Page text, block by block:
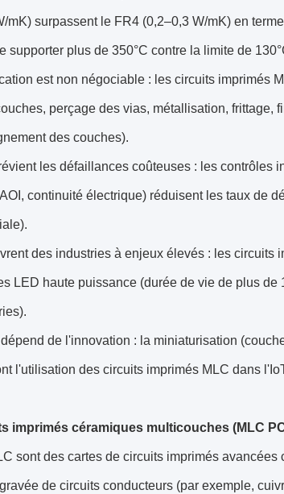
mK) surpassent le FR4 (0,2–0,3 W/mK) en
supporter plus de 350°C contre la limite de
est non négociable : les circuits imprimés
perçage des vias, métallisation,
des couches).
les défaillances coûteuses : les contrôles
continuité électrique) réduisent les taux de
des industries à enjeux élevés : les circuits
LED haute puissance (durée de vie de plus
de l'innovation : la miniaturisation
l'utilisation des circuits imprimés MLC dans
imprimés céramiques multicouches (MLC
sont des cartes de circuits imprimés
de circuits conducteurs (par exemple,